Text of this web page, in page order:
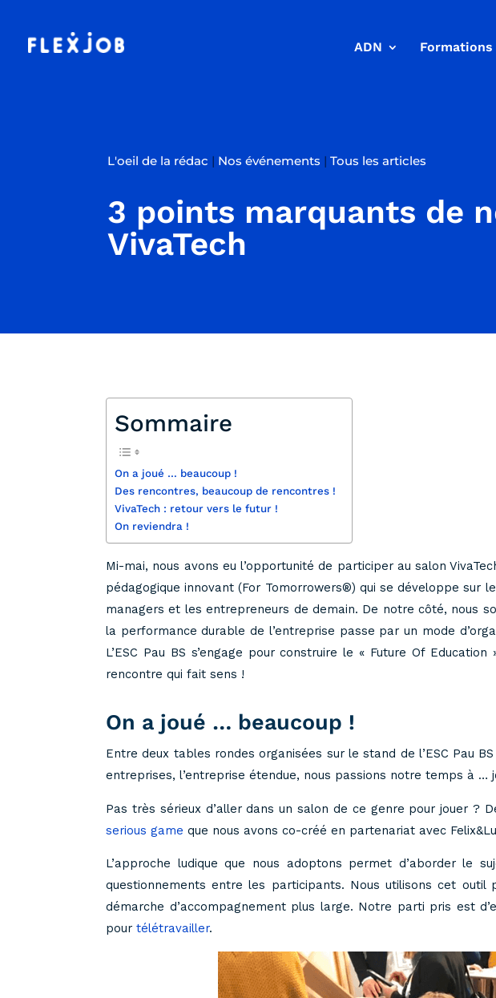
ADN Formations
L'oeil de la rédac | Nos événements |Tous les articles
3 points marquants de
VivaTech
Sommaire
On a joué … beaucoup !
Des rencontres, beaucoup de rencontres !
VivaTech : retour vers le futur !
On reviendra !
Mi-mai, nous avons eu l’opportunité de participer au salon
pédagogique innovant (For Tomorrowers®) qui se développe
managers et les entrepreneurs de demain. De notre côté, nous
la performance durable de l’entreprise passe par un mode
L’ESC Pau BS s’engage pour construire le « Future Of
rencontre qui fait sens !
On a joué … beaucoup !
Entre deux tables rondes organisées sur le stand de l’ESC Pau
entreprises, l’entreprise étendue, nous passions notre temps à …
Pas très sérieux d’aller dans un salon de ce genre pour jouer ?
serious game que nous avons co-créé en partenariat avec
L’approche ludique que nous adoptons permet d’aborder
questionnements entre les participants. Nous utilisons cet
démarche d’accompagnement plus large. Notre parti pris est
pour télétravailler.